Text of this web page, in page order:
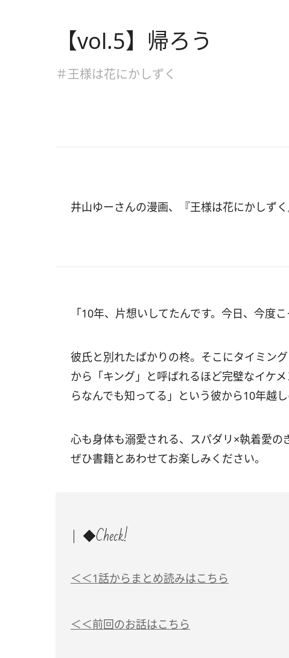
【vol.5】帰ろう
＃王様は花にかしずく
井山ゆーさんの漫画、『王様は花にかしず
「10年、片想いしてたんです。今日、今度
彼氏と別れたばかりの柊。そこにタイミン
から「キング」と呼ばれるほど完璧なイケ
らなんでも知ってる」という彼から10年越
心も身体も溺愛される、スパダリ×執着愛
ぜひ書籍とあわせてお楽しみください。
◆Check!
＜＜1話からまとめ読みはこちら
＜＜前回のお話はこちら